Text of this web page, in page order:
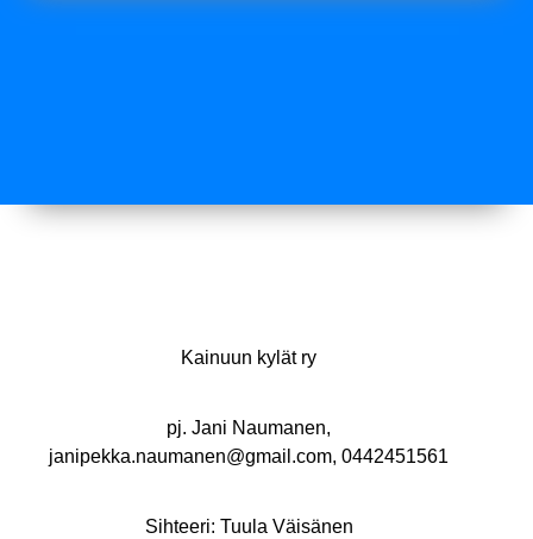
Kainuun kylät ry
pj. Jani Naumanen,
janipekka.naumanen@gmail.com, 0442451561
Sihteeri: Tuula Väisänen